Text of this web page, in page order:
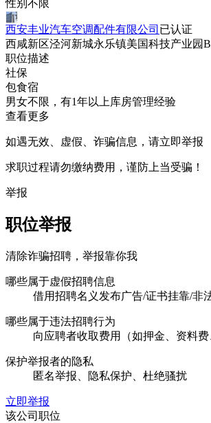
性别不限
西安丰业汽车空调配件有限公司 已认证
西咸新区泾河新城永乐镇美国科技产业园
职位描述
社保
包食宿
男女不限，有1年以上库房管理经验
查看更多
如遇无效、虚假、诈骗信息，请立即举报
求职过程请勿缴纳费用，谨防上当受骗！
举报
职位举报
清除诈骗招聘，举报靠你我
哪些属于虚假招聘信息
借用招聘名义发布广告/证书挂靠/非
哪些属于违法招聘行为
向应聘者收取费用（如押金、资料费
保护举报者的隐私
匿名举报、隐私保护、杜绝骚扰
立即举报
该公司职位